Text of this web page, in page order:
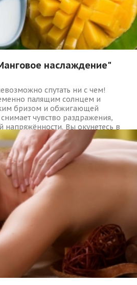
наслаждение"
спутать ни с чем!
палящим солнцем и
бризом и обжигающей
чувство раздражения,
напряжённости. Вы окунетесь в
света и тепла!